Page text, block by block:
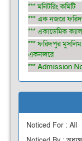
*** মনিটরিং কমিটি
*** এক নজরে
*** একাডেমিক
*** ফরিদপুর
একনজরে
*** Admission
Noticed For : All